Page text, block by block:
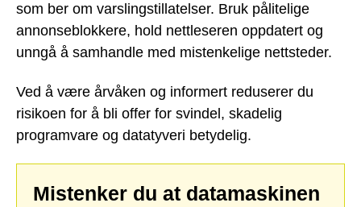
som ber om varslingstillatelser. Bruk pålitelige
annonseblokkere, hold nettleseren oppdatert og
unngå å samhandle med mistenkelige nettsteder.
Ved å være årvåken og informert reduserer du
risikoen for å bli offer for svindel, skadelig
programvare og datatyveri betydelig.
Mistenker du at datamaskinen